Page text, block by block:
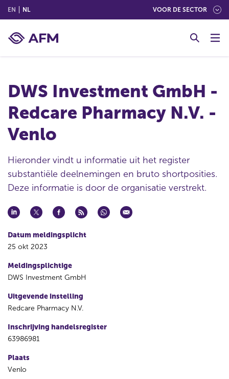
EN (ENGLISH)
NL(NEDERLANDS (NEDERLAND)) VOOR DE SECTOR
DWS Investment GmbH -
Redcare Pharmacy N.V. -
Venlo
Hieronder vindt u informatie uit het register
substantiële deelnemingen en bruto shortposities.
Deze informatie is door de organisatie verstrekt.
Datum meldingsplicht
25 okt 2023
Meldingsplichtige
DWS Investment GmbH
Uitgevende instelling
Redcare Pharmacy N.V.
Inschrijving handelsregister
63986981
Plaats
Venlo